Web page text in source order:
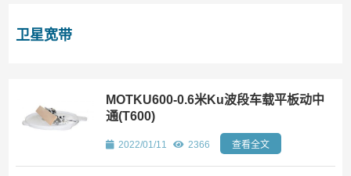
卫星宽带
MOTKU600-0.6米Ku波段车载平板动中
通(T600)
2022/01/11 2366 查看全文